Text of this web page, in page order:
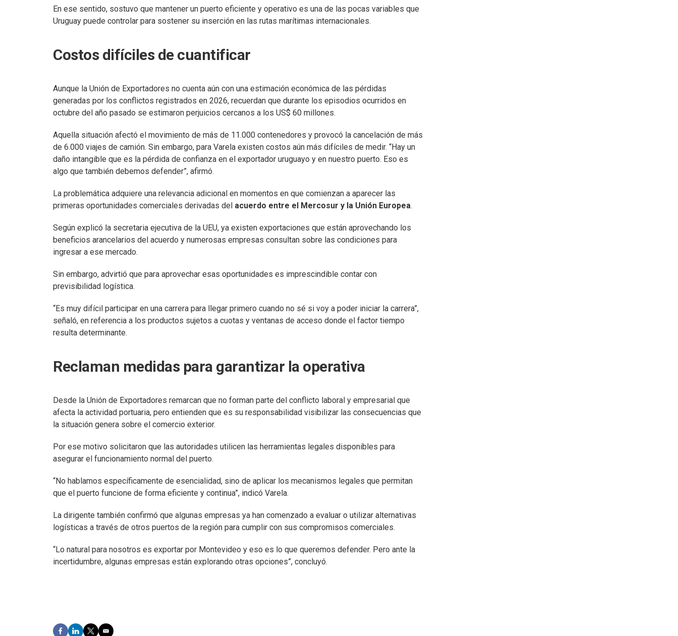
En ese sentido, sostuvo que mantener un puerto eficiente y operativo es una de las pocas variables que
Uruguay puede controlar para sostener su inserción en las rutas marítimas internacionales.
Costos difíciles de cuantificar
Aunque la Unión de Exportadores no cuenta aún con una estimación económica de las pérdidas
generadas por los conflictos registrados en 2026, recuerdan que durante los episodios ocurridos en
octubre del año pasado se estimaron perjuicios cercanos a los US$ 60 millones.
Aquella situación afectó el movimiento de más de 11.000 contenedores y provocó la cancelación de más
de 6.000 viajes de camión. Sin embargo, para Varela existen costos aún más difíciles de medir. “Hay un
daño intangible que es la pérdida de confianza en el exportador uruguayo y en nuestro puerto. Eso es
algo que también debemos defender”, afirmó.
La problemática adquiere una relevancia adicional en momentos en que comienzan a aparecer las
primeras oportunidades comerciales derivadas del acuerdo entre el Mercosur y la Unión Europea.
Según explicó la secretaria ejecutiva de la UEU, ya existen exportaciones que están aprovechando los
beneficios arancelarios del acuerdo y numerosas empresas consultan sobre las condiciones para
ingresar a ese mercado.
Sin embargo, advirtió que para aprovechar esas oportunidades es imprescindible contar con
previsibilidad logística.
“Es muy difícil participar en una carrera para llegar primero cuando no sé si voy a poder iniciar la carrera”,
señaló, en referencia a los productos sujetos a cuotas y ventanas de acceso donde el factor tiempo
resulta determinante.
Reclaman medidas para garantizar la operativa
Desde la Unión de Exportadores remarcan que no forman parte del conflicto laboral y empresarial que
afecta la actividad portuaria, pero entienden que es su responsabilidad visibilizar las consecuencias que
la situación genera sobre el comercio exterior.
Por ese motivo solicitaron que las autoridades utilicen las herramientas legales disponibles para
asegurar el funcionamiento normal del puerto.
“No hablamos específicamente de esencialidad, sino de aplicar los mecanismos legales que permitan
que el puerto funcione de forma eficiente y continua”, indicó Varela.
La dirigente también confirmó que algunas empresas ya han comenzado a evaluar o utilizar alternativas
logísticas a través de otros puertos de la región para cumplir con sus compromisos comerciales.
“Lo natural para nosotros es exportar por Montevideo y eso es lo que queremos defender. Pero ante la
incertidumbre, algunas empresas están explorando otras opciones”, concluyó.
F
L
T
E